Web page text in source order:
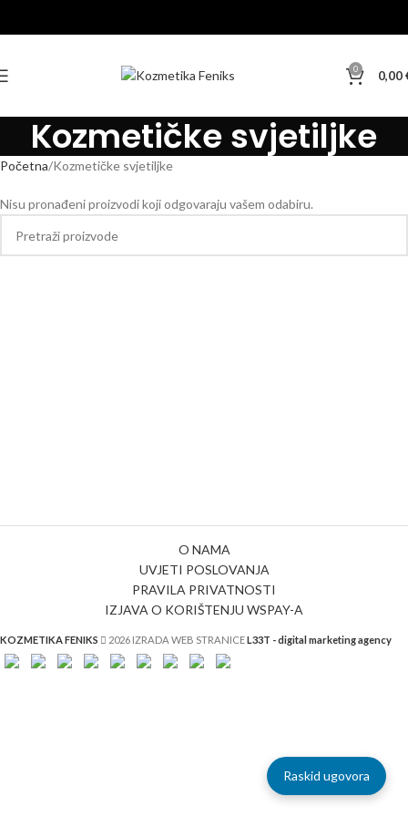
0 0,00
Kozmetičke svjetiljke
Početna Kozmetičke svjetiljke
Nisu pronađeni proizvodi koji odgovaraju vašem odabiru.
O NAMA
UVJETI POSLOVANJA
PRAVILA PRIVATNOSTI
IZJAVA O KORIŠTENJU WSPAY-A
KOZMETIKA FENIKS 2026 IZRADA WEB STRANICEL33T - digital marketing agency
Raskid ugovora